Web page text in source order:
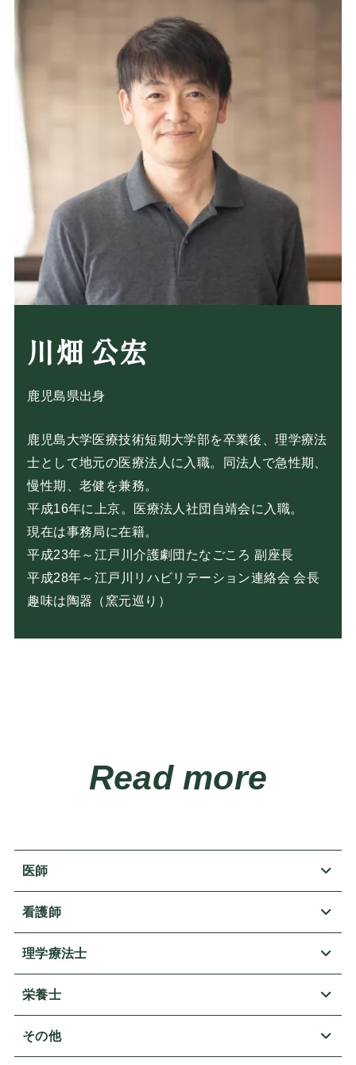
川畑 公宏
鹿児島県出身
鹿児島大学医療技術短期大学部を卒業後、理学療法
士として地元の医療法人に入職。同法人で急性期、
慢性期、老健を兼務。
平成16年に上京。医療法人社団自靖会に入職。
現在は事務局に在籍。
平成23年～江戸川介護劇団たなごころ 副座長
平成28年～江戸川リハビリテーション連絡会 会長
趣味は陶器（窯元巡り）
Read more
医師
看護師
理学療法士
栄養士
その他